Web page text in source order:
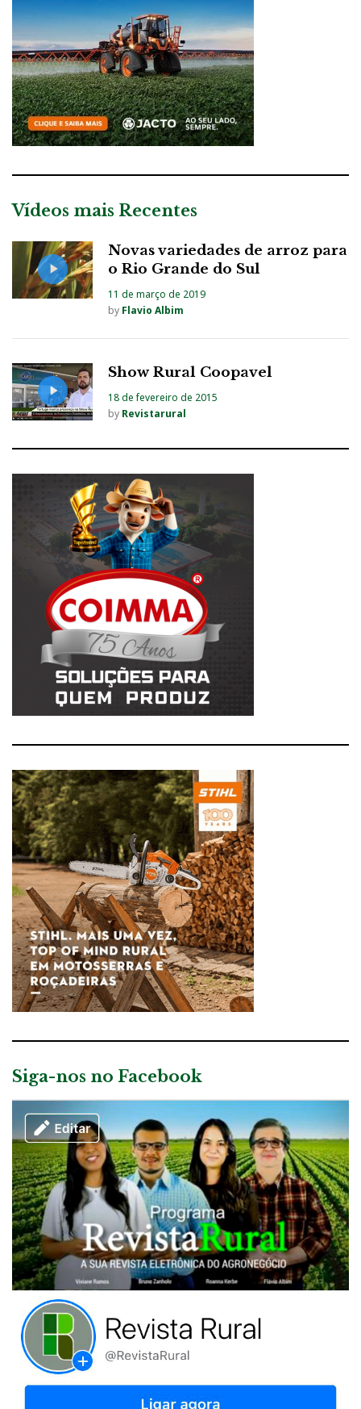
Vídeos mais Recentes
Novas variedades de arroz para
o Rio Grande do Sul
11 de março de 2019
by Flavio Albim
Show Rural Coopavel
18 de fevereiro de 2015
by Revistarural
Siga-nos no Facebook